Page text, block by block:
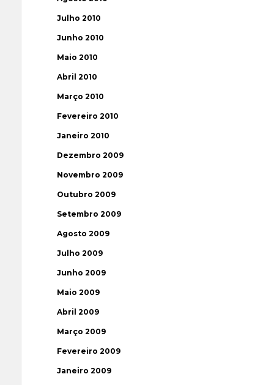
Julho 2010
Junho 2010
Maio 2010
Abril 2010
Março 2010
Fevereiro 2010
Janeiro 2010
Dezembro 2009
Novembro 2009
Outubro 2009
Setembro 2009
Agosto 2009
Julho 2009
Junho 2009
Maio 2009
Abril 2009
Março 2009
Fevereiro 2009
Janeiro 2009